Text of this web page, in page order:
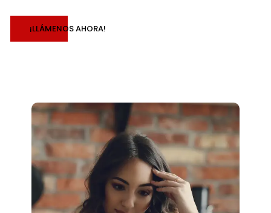
¡LLÁMENOS AHORA!